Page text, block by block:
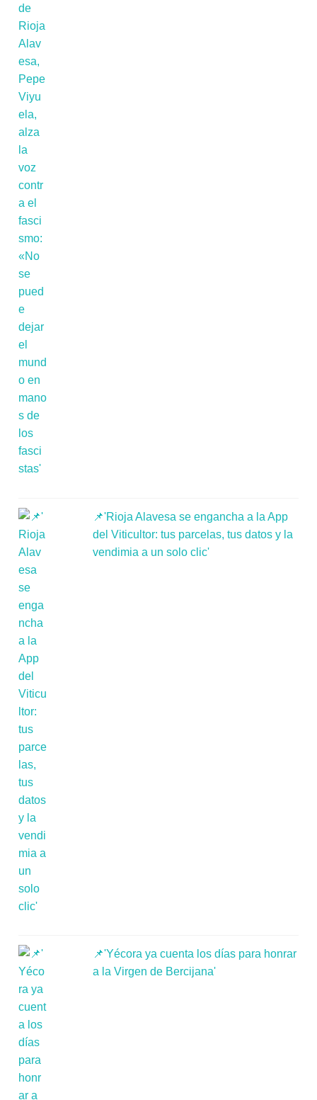
📌'Rioja Alavesa se engancha a la App
del Viticultor: tus parcelas, tus datos y la
vendimia a un solo clic'
📌'Yécora ya cuenta los días para honrar
a la Virgen de Bercijana'